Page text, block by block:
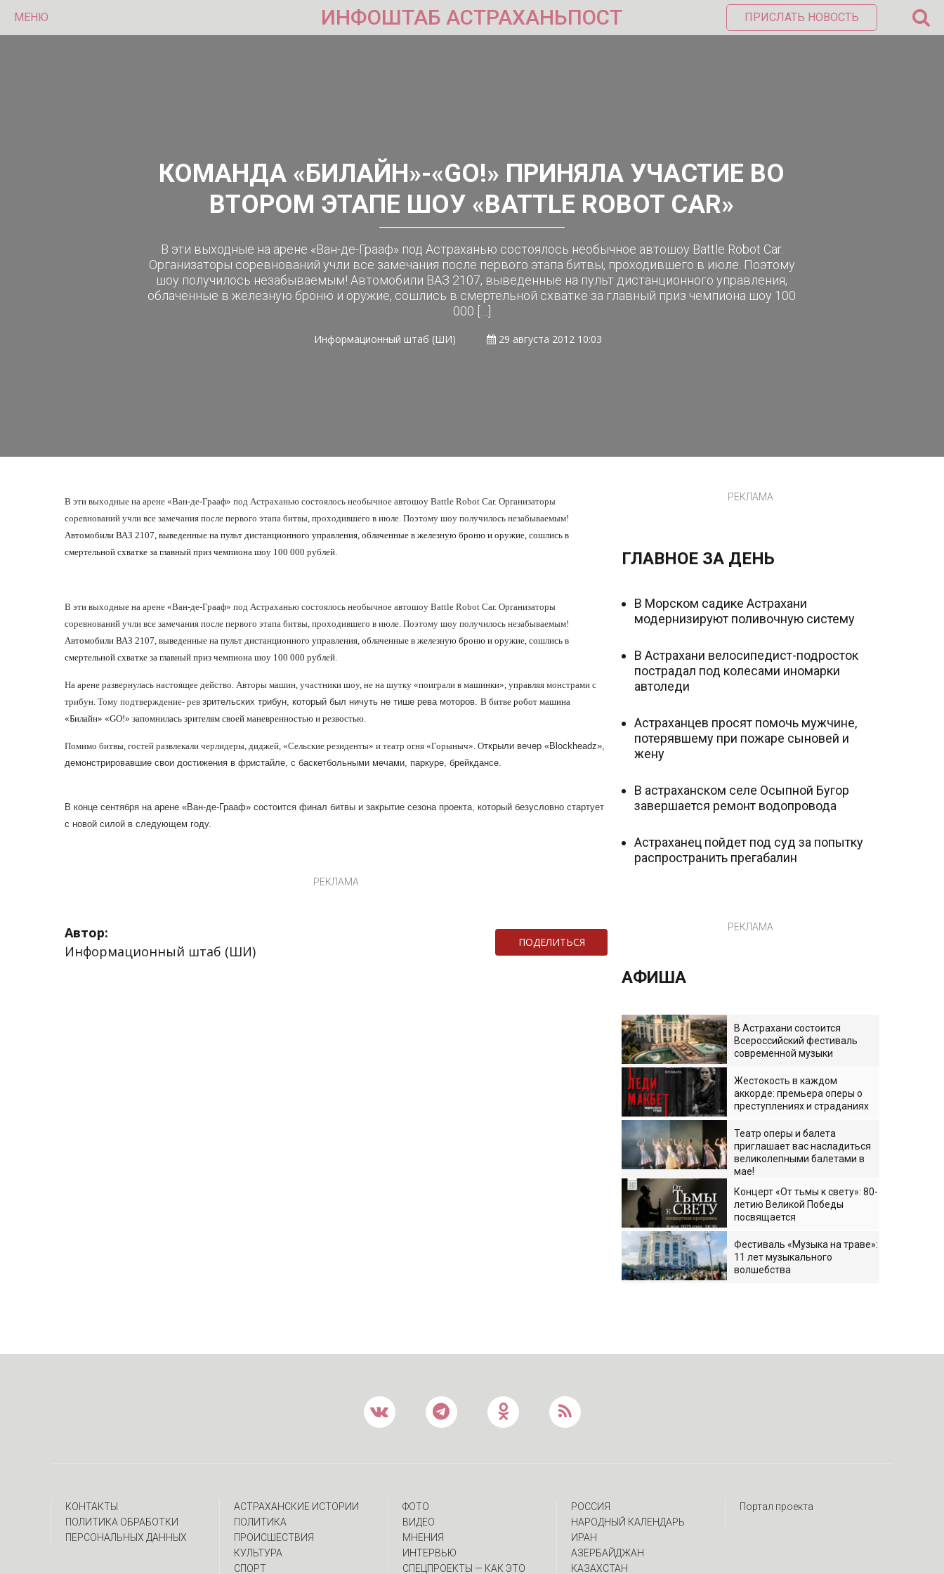
МЕНЮ ИНФОШТАБ АСТРАХАНЬПОСТ ПРИСЛАТЬ НОВОСТЬ
КОМАНДА «БИЛАЙН»-«GO!» ПРИНЯЛА УЧАСТИЕ ВО
ВТОРОМ ЭТАПЕ ШОУ «BATTLE ROBOT CAR»
В эти выходные на арене «Ван-де-Грааф» под Астраханью состоялось необычное автошоу Battle Robot Car.
Организаторы соревнований учли все замечания после первого этапа битвы, проходившего в июле. Поэтому
шоу получилось незабываемым! Автомобили ВАЗ 2107, выведенные на пульт дистанционного управления,
облаченные в железную броню и оружие, сошлись в смертельной схватке за главный приз чемпиона шоу 100
000 […]
Информационный штаб (ШИ) 29 августа 2012 10:03
В эти выходные на арене «Ван-де-Грааф» под Астраханью состоялось необычное автошоу Battle Robot Car. Организаторы
соревнований учли все замечания после первого этапа битвы, проходившего в июле. Поэтому шоу получилось незабываемым!
Автомобили ВАЗ 2107, выведенные на пульт дистанционного управления, облаченные в железную броню и оружие, сошлись в
смертельной схватке за главный приз чемпиона шоу 100 000 рублей.
В эти выходные на арене «Ван-де-Грааф» под Астраханью состоялось необычное автошоу Battle Robot Car. Организаторы
соревнований учли все замечания после первого этапа битвы, проходившего в июле. Поэтому шоу получилось незабываемым!
Автомобили ВАЗ 2107, выведенные на пульт дистанционного управления, облаченные в железную броню и оружие, сошлись в
смертельной схватке за главный приз чемпиона шоу 100 000 рублей.
На арене развернулась настоящее действо. Авторы машин, участники шоу, не на шутку «поиграли в машинки», управляя монстрами с
трибун. Тому подтверждение- рев зрительских трибун, который был ничуть не тише рева моторов. В битве робот машина
«Билайн» «GO!» запомнилась зрителям своей маневренностью и резвостью.
Помимо битвы, гостей развлекали черлидеры, диджей, «Сельские резиденты» и театр огня «Горыныч». Открыли вечер «Blockheadz»,
демонстрировавшие свои достижения в фристайле, с баскетбольными мечами, паркуре, брейкдансе.
В конце сентября на арене «Ван-де-Грааф» состоится финал битвы и закрытие сезона проекта, который безусловно стартует
с новой силой в следующем году.
РЕКЛАМА
Автор:
Информационный штаб (ШИ)
ПОДЕЛИТЬСЯ
РЕКЛАМА
ГЛАВНОЕ ЗА ДЕНЬ
В Морском садике Астрахани
модернизируют поливочную систему
В Астрахани велосипедист-подросток
пострадал под колесами иномарки
автоледи
Астраханцев просят помочь мужчине,
потерявшему при пожаре сыновей и
жену
В астраханском селе Осыпной Бугор
завершается ремонт водопровода
Астраханец пойдет под суд за попытку
распространить прегабалин
РЕКЛАМА
АФИША
В Астрахани состоится
Всероссийский фестиваль
современной музыки
Жестокость в каждом
аккорде: премьера оперы о
преступлениях и страданиях
Театр оперы и балета
приглашает вас насладиться
великолепными балетами в
мае!
Концерт «От тьмы к свету»: 80-
летию Великой Победы
посвящается
Фестиваль «Музыка на траве»:
11 лет музыкального
волшебства
КОНТАКТЫ
ПОЛИТИКА ОБРАБОТКИ
ПЕРСОНАЛЬНЫХ ДАННЫХ
АСТРАХАНСКИЕ ИСТОРИИ
ПОЛИТИКА
ПРОИСШЕСТВИЯ
КУЛЬТУРА
СПОРТ
ФОТО
ВИДЕО
МНЕНИЯ
ИНТЕРВЬЮ
CПЕЦПРОЕКТЫ — КАК ЭТО
РОССИЯ
НАРОДНЫЙ КАЛЕНДАРЬ
ИРАН
АЗЕРБАЙДЖАН
КАЗАХСТАН
Портал проекта